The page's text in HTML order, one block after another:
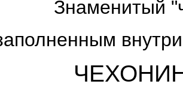
Знаменитый